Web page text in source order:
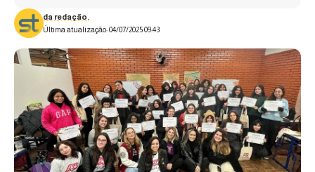
Última atualização: 04/07/2025 09:43
da redação.